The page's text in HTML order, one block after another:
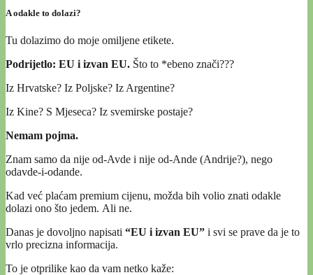
A odakle to dolazi?
Tu dolazimo do moje omiljene etikete.
Podrijetlo: EU i izvan EU. Što to *ebeno znači???
Iz Hrvatske? Iz Poljske? Iz Argentine?
Iz Kine? S Mjeseca? Iz svemirske postaje?
Nemam pojma.
Znam samo da nije od-Avde i nije od-Ande (Andrije?), nego
odavde-i-odande.
Kad već plaćam premium cijenu, možda bih volio znati odakle
dolazi ono što jedem. Ali ne.
Danas je dovoljno napisati “EU i izvan EU” i svi se prave da je to
vrlo precizna informacija.
To je otprilike kao da vam netko kaže: